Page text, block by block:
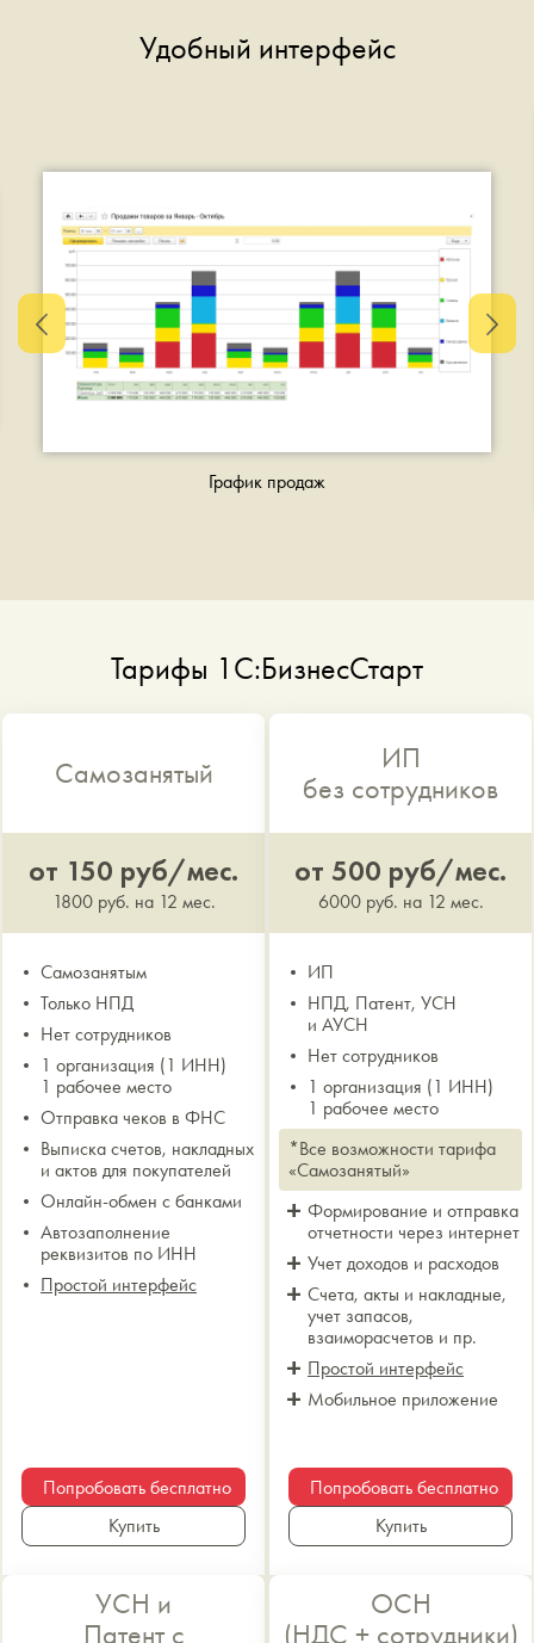
Удобный интерфейс
График продаж
Тарифы 1С:БизнесСтарт
Самозанятый
от 150 руб/мес.
1800 руб. на 12 мес.
Самозанятым
Только НПД
Нет сотрудников
1 организация (1 ИНН)
1 рабочее место
Отправка чеков в ФНС
Выписка счетов, накладных
и актов для покупателей
Онлайн-обмен с банками
Автозаполнение
реквизитов по ИНН
Простой интерфейс
Попробовать бесплатно
Купить
ИП
без сотрудников
от 500 руб/мес.
6000 руб. на 12 мес.
ИП
НПД, Патент, УСН
и АУСН
Нет сотрудников
1 организация (1 ИНН)
1 рабочее место
*Все возможности тарифа
«Самозанятый»
Формирование и отправка
отчетности через интернет
Учет доходов и расходов
Счета, акты и накладные,
учет запасов,
взаиморасчетов и пр.
Простой интерфейс
Мобильное приложение
Попробовать бесплатно
Купить
УСН и
Патент с
ОСН
(НДС + сотрудники)